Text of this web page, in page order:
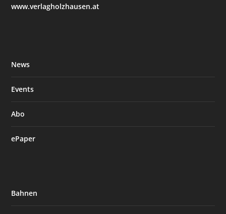
www.verlagholzhausen.at
News
Events
Abo
ePaper
Bahnen